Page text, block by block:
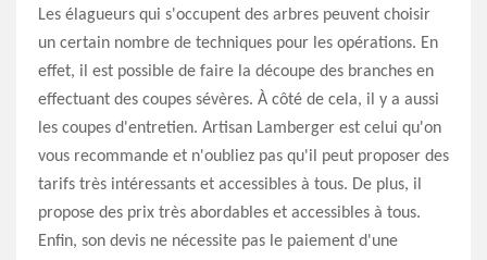
Les élagueurs qui s'occupent des arbres peuvent choisir
un certain nombre de techniques pour les opérations. En
effet, il est possible de faire la découpe des branches en
effectuant des coupes sévères. À côté de cela, il y a aussi
les coupes d'entretien. Artisan Lamberger est celui qu'on
vous recommande et n'oubliez pas qu'il peut proposer des
tarifs très intéressants et accessibles à tous. De plus, il
propose des prix très abordables et accessibles à tous.
Enfin, son devis ne nécessite pas le paiement d'une